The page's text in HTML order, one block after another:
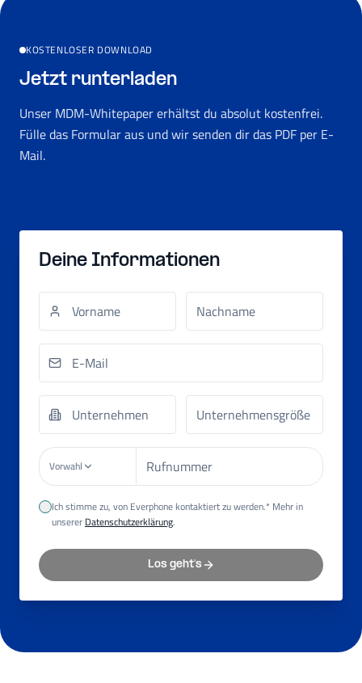
KOSTENLOSER DOWNLOAD
Jetzt runterladen
Unser MDM-Whitepaper erhältst du absolut kostenfrei.
Fülle das Formular aus und wir senden dir das PDF per E-
Mail.
Deine Informationen
Vorwahl
Ich stimme zu, von Everphone kontaktiert zu werden.* Mehr in
unserer Datenschutzerklärung.
Los geht's